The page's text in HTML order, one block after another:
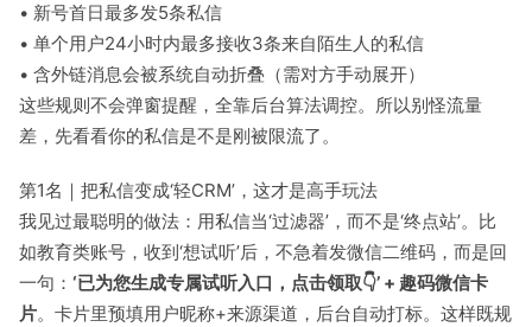
• 新号首日最多发5条私信
• 单个用户24小时内最多接收3条来自陌生人的私信
• 含外链消息会被系统自动折叠（需对方手动展开）
这些规则不会弹窗提醒，全靠后台算法调控。所以别怪流量
差，先看看你的私信是不是刚被限流了。
第1名｜把私信变成‘轻CRM’，这才是高手玩法
我见过最聪明的做法：用私信当‘过滤器’，而不是‘终点站’。比
如教育类账号，收到‘想试听’后，不急着发微信二维码，而是回
一句： ‘已为您生成专属试听入口，点击领取👇’ + 趣码微信卡
片。卡片里预填用户昵称+来源渠道，后台自动打标。这样既规